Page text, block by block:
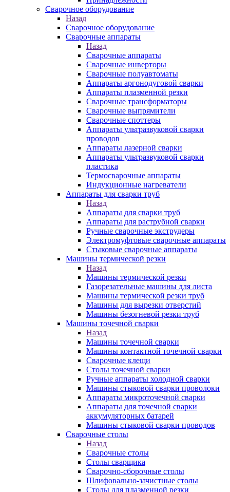
Сварочное оборудование
Назад
Сварочное оборудование
Сварочные аппараты
Назад
Сварочные аппараты
Сварочные инверторы
Сварочные полуавтоматы
Аппараты аргонодуговой сварки
Аппараты плазменной резки
Сварочные трансформаторы
Сварочные выпрямители
Сварочные споттеры
Аппараты ультразвуковой сварки
проводов
Аппараты лазерной сварки
Аппараты ультразвуковой сварки
пластика
Термосварочные аппараты
Индукционные нагреватели
Аппараты для сварки труб
Назад
Аппараты для сварки труб
Аппараты для раструбной сварки
Ручные сварочные экструдеры
Электромуфтовые сварочные аппараты
Стыковые сварочные аппараты
Машины термической резки
Назад
Машины термической резки
Газорезательные машины для листа
Машины термической резки труб
Машины для вырезки отверстий
Машины безогневой резки труб
Машины точечной сварки
Назад
Машины точечной сварки
Машины контактной точечной сварки
Сварочные клещи
Столы точечной сварки
Ручные аппараты холодной сварки
Машины стыковой сварки проволоки
Аппараты микроточечной сварки
Аппараты для точечной сварки
аккумуляторных батарей
Машины стыковой сварки проводов
Сварочные столы
Назад
Сварочные столы
Столы сварщика
Сварочно-сборочные столы
Шлифовально-зачистные столы
Столы для плазменной резки